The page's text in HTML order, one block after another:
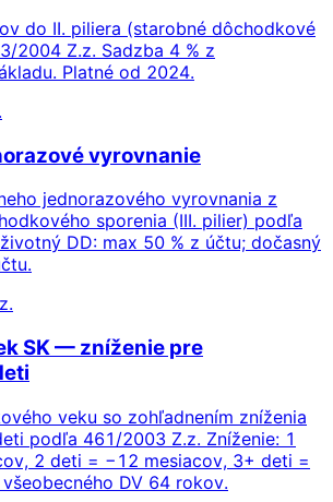
do II. piliera (starobné dôchodkové
2004 Z.z. Sadzba 4 % z
Platné od 2024.
vyrovnanie
jednorazového vyrovnania z
sporenia (III. pilier) podľa
DD: max 50 % z účtu; dočasný
SK — zníženie pre
veku so zohľadnením zníženia
podľa 461/2003 Z.z. Zníženie: 1
2 deti = −12 mesiacov, 3+ deti =
DV 64 rokov.